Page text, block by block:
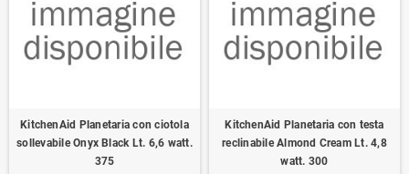
KitchenAid Planetaria con ciotola
sollevabile Onyx Black Lt. 6,6 watt.
375
KitchenAid Planetaria con testa
reclinabile Almond Cream Lt. 4,8
watt. 300